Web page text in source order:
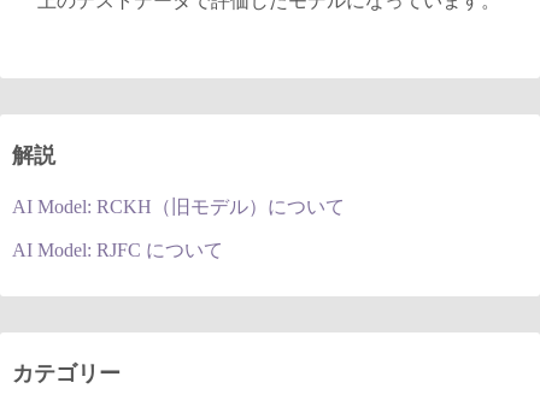
解説
AI Model: RCKH（旧モデル）について
AI Model: RJFC について
カテゴリー